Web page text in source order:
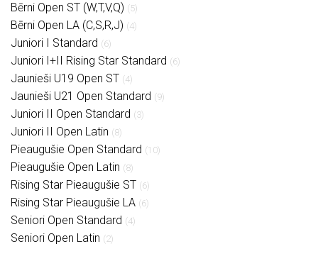
Bērni Open ST (W,T,V,Q) (5)
Bērni Open LA (C,S,R,J) (4)
Juniori I Standard (6)
Juniori I+II Rising Star Standard (6)
Jaunieši U19 Open ST (4)
Jaunieši U21 Open Standard (9)
Juniori II Open Standard (3)
Juniori II Open Latin (8)
Pieaugušie Open Standard (10)
Pieaugušie Open Latin (8)
Rising Star Pieaugušie ST (6)
Rising Star Pieaugušie LA (6)
Seniori Open Standard (4)
Seniori Open Latin (2)